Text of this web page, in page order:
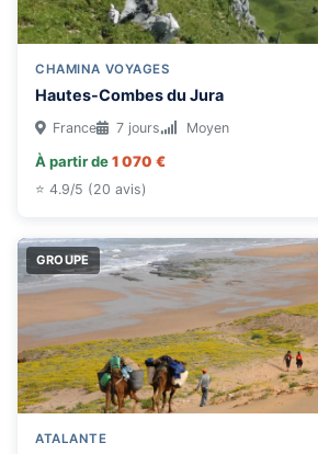
CHAMINA VOYAGES
Hautes-Combes du Jura
France 7 jours Moyen
À partir de1 070 €
⭐ 4.9/5 (20 avis)
GROUPE
ATALANTE